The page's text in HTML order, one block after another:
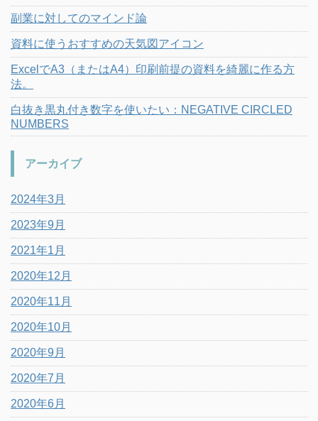
副業に対してのマインド論
資料に使うおすすめの天気図アイコン
ExcelでA3（またはA4）印刷前提の資料を綺麗に作る方
法。
白抜き黒丸付き数字を使いたい：NEGATIVE CIRCLED
NUMBERS
アーカイブ
2024年3月
2023年9月
2021年1月
2020年12月
2020年11月
2020年10月
2020年9月
2020年7月
2020年6月